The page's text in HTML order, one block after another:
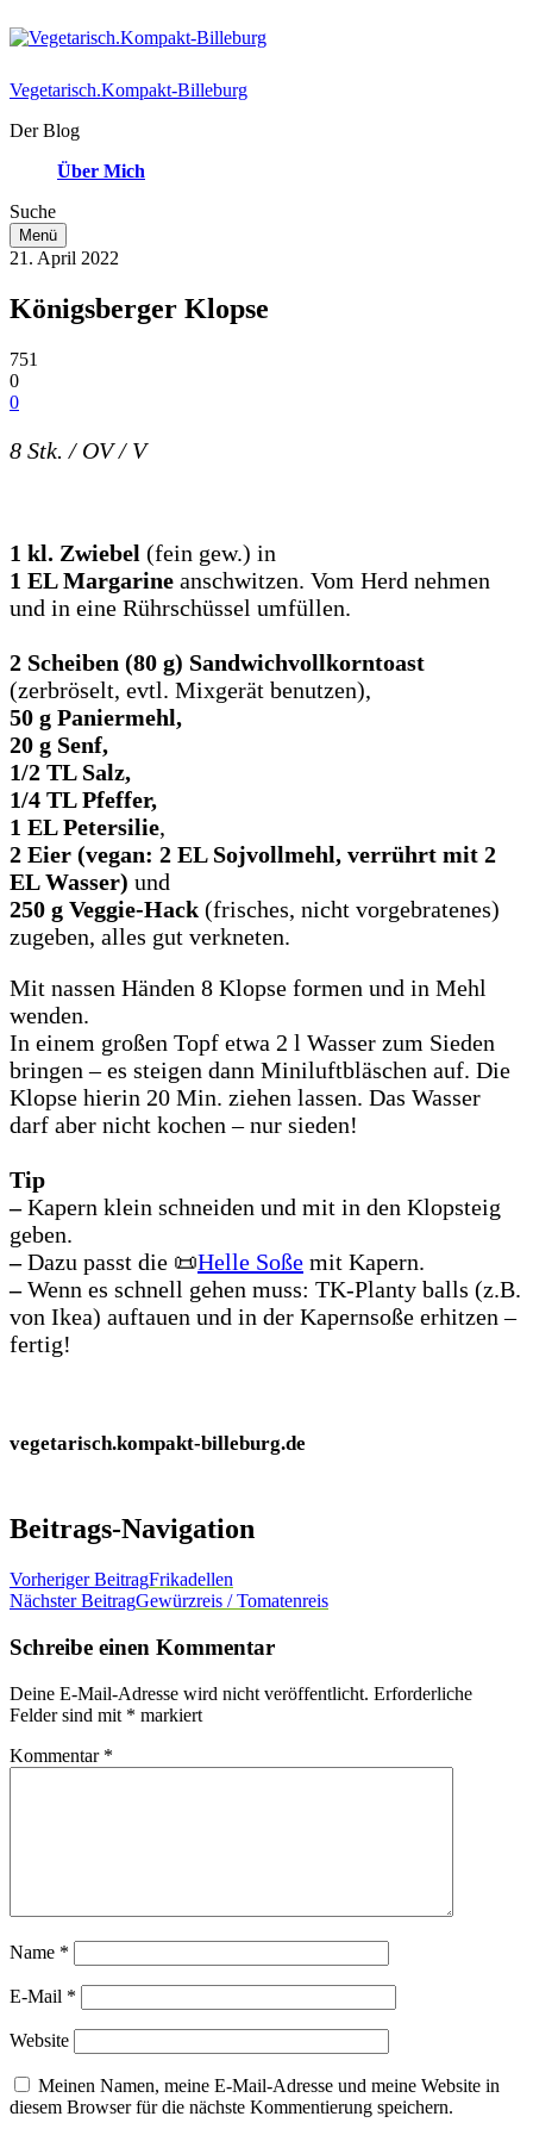
Vegetarisch.Kompakt-Billeburg
Der Blog
Über Mich
Suche
Menü
21. April 2022
Königsberger Klopse
751
0
0
8 Stk. / OV / V
1 kl. Zwiebel (fein gew.) in
1 EL Margarine anschwitzen. Vom Herd nehmen
und in eine Rührschüssel umfüllen.
2 Scheiben (80 g) Sandwichvollkorntoast
(zerbröselt, evtl. Mixgerät benutzen),
50 g Paniermehl,
20 g Senf,
1/2 TL Salz,
1/4 TL Pfeffer,
1 EL Petersilie,
2 Eier (vegan: 2 EL Sojvollmehl, verrührt mit 2
EL Wasser) und
250 g Veggie-Hack (frisches, nicht vorgebratenes)
zugeben, alles gut verkneten.
Mit nassen Händen 8 Klopse formen und in Mehl
wenden.
In einem großen Topf etwa 2 l Wasser zum Sieden
bringen – es steigen dann Miniluftbläschen auf. Die
Klopse hierin 20 Min. ziehen lassen. Das Wasser
darf aber nicht kochen – nur sieden!
Tip
–Kapern klein schneiden und mit in den Klopsteig
geben.
–Dazu passt die 📜Helle Soße mit Kapern.
–Wenn es schnell gehen muss: TK-Planty balls (z.B.
von Ikea) auftauen und in der Kapernsoße erhitzen –
fertig!
vegetarisch.kompakt-billeburg.de
Beitrags-Navigation
Vorheriger BeitragFrikadellen
Nächster BeitragGewürzreis / Tomatenreis
Schreibe einen Kommentar
Deine E-Mail-Adresse wird nicht veröffentlicht. Erforderliche
Felder sind mit * markiert
Kommentar *
Name *
E-Mail *
Website
Meinen Namen, meine E-Mail-Adresse und meine Website in
diesem Browser für die nächste Kommentierung speichern.